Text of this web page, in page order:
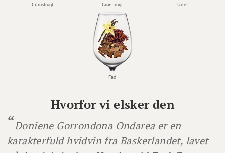
Hvorfor vi elsker den
Doniene Gorrondona Ondarea er en
karakterfuld hvidvin fra Baskerlandet, lavet
Citrusfrugt Grøn frugt Urtet
Fad